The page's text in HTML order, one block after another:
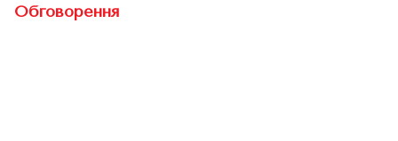
Обговорення